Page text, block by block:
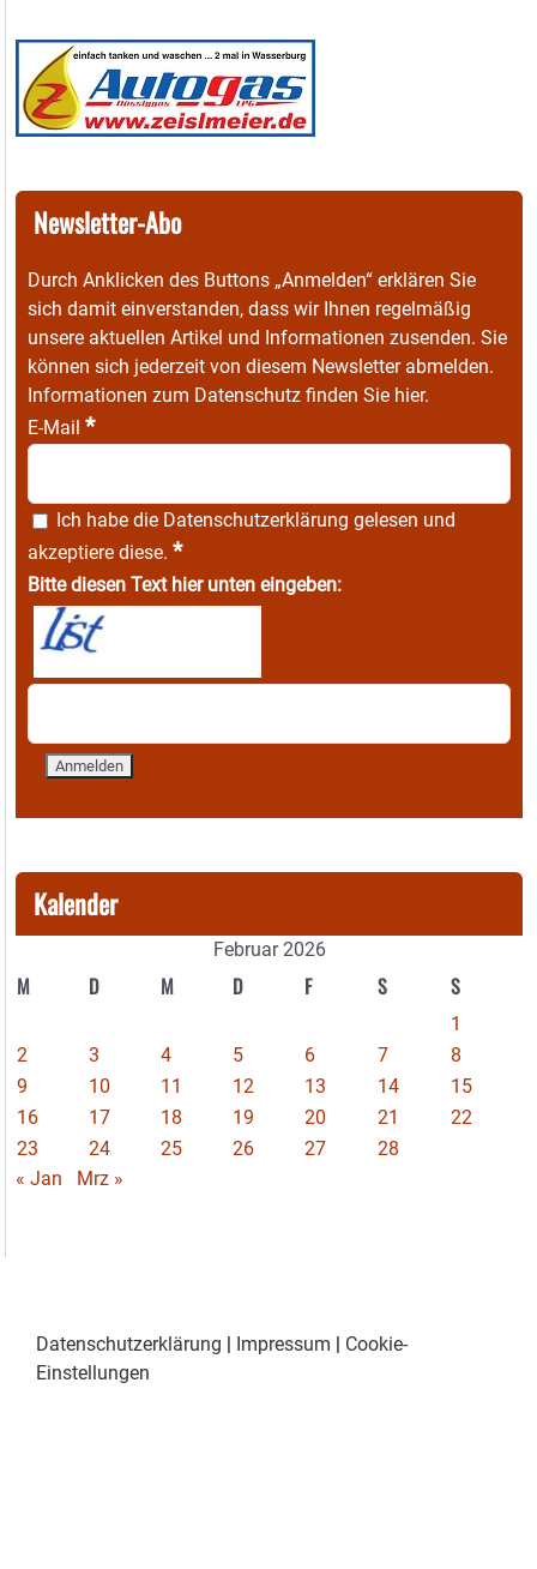
Newsletter-Abo
Durch Anklicken des Buttons „Anmelden“ erklären Sie
sich damit einverstanden, dass wir Ihnen regelmäßig
unsere aktuellen Artikel und Informationen zusenden. Sie
können sich jederzeit von diesem Newsletter abmelden.
Informationen zum Datenschutz finden Sie hier.
E-Mail *
Ich habe die Datenschutzerklärung gelesen und
akzeptiere diese. *
Bitte diesen Text hier unten eingeben:
Kalender
Februar 2026
M D M D F S S
1
2
3 4 5 6 7
8
9
10 11 12 13 14
15
16
17 18 19 20 21
22
23
24 25 26 27
28
« Jan
Mrz »
Datenschutzerklärung Impressum
Cookie-
Einstellungen